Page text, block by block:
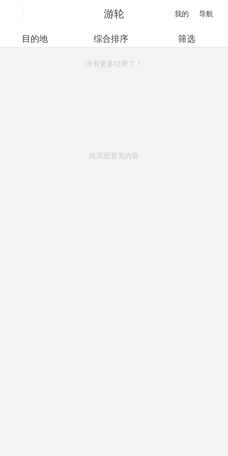
我的 导航
游轮
没有更多结果了！
此页面暂无内容
目的地 综合排序 筛选